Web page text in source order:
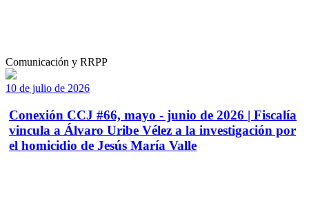
Comunicación y RRPP
10 de julio de 2026
Conexión CCJ #66, mayo - junio de 2026 | Fiscalía
vincula a Álvaro Uribe Vélez a la investigación por
el homicidio de Jesús María Valle